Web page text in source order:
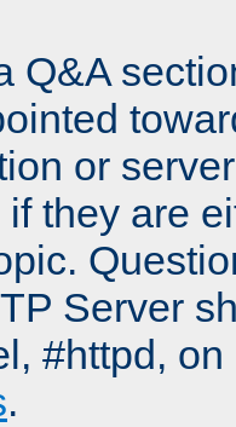
Q&A
or
if they are
Server
#httpd,
.